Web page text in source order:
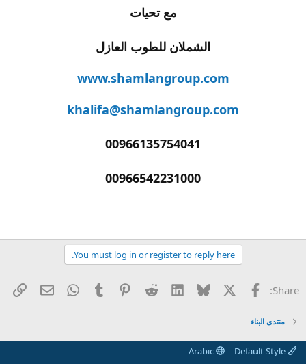
مع تحيات
الشملان للطوب العازل
www.shamlangroup.com
khalifa@shamlangroup.com
00966135754041
00966542231000
You must log in or register to reply here.
Share: الفيس بوك
X
Bluesky
LinkedIn
Reddit
Pinterest
Tumblr
WhatsApp
البريد
منتدى البناء
Arabic